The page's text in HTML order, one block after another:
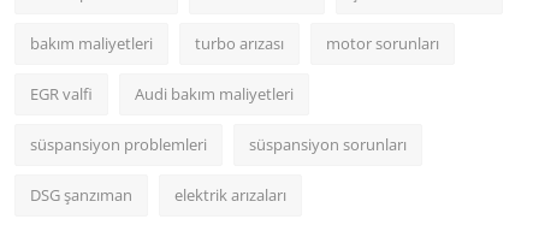
bakım maliyetleri turbo arızası motor sorunları
EGR valfi Audi bakım maliyetleri
süspansiyon problemleri süspansiyon sorunları
DSG şanzıman elektrik arızaları